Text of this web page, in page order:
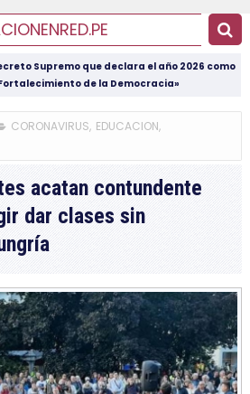
Supremo que declara el año 2026 como
de la Democracia»
CORONAVIRUS, EDUCACION,
acatan contundente
dar clases sin